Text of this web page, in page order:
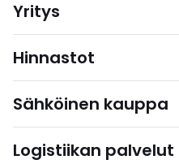
Yritys
Hinnastot
Sähköinen kauppa
Logistiikan palvelut